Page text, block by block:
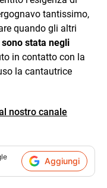
tantissimo,
quando gli altri
sono stata negli
in contatto con la
la cantautrice
nostro canale
Aggiungi